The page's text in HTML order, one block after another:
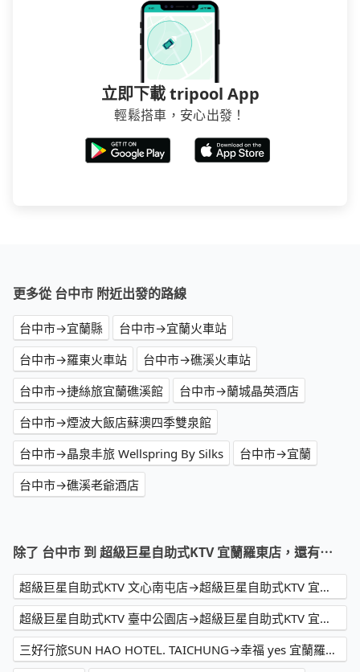
立即下載 tripool App
輕鬆搭車，安心出發！
更多從 台中市 附近出發的路線
台中市→宜蘭縣
台中市→宜蘭火車站
台中市→羅東火車站
台中市→礁溪火車站
台中市→捷絲旅宜蘭礁溪館
台中市→蘭城晶英酒店
台中市→煙波大飯店蘇澳四季雙泉館
台中市→晶泉丰旅 Wellspring By Silks
台中市→宜蘭
台中市→礁溪老爺酒店
除了 台中市 到 超級巨星自助式KTV 宜蘭羅東店，還有⋯
超級巨星自助式KTV 文心南屯店→超級巨星自助式KTV 宜蘭羅東店
超級巨星自助式KTV 臺中公園店→超級巨星自助式KTV 宜蘭羅東店
三好行旅SUN HAO HOTEL. TAICHUNG→幸福 yes 宜蘭羅東夜市民宿